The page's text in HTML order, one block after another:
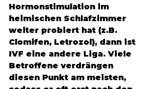
Hormonstimulation im
heimischen Schlafzimmer
weiter probiert hat (z.B.
Clomifen, Letrozol), dann ist
IVF eine andere Liga. Viele
Betroffene verdrängen
diesen Punkt am meisten,